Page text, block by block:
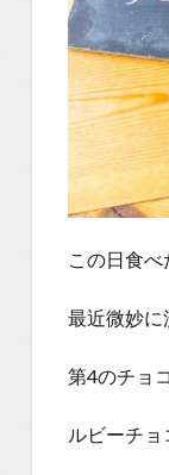
この日食
最近微妙に
第4のチョ
ルビーチ